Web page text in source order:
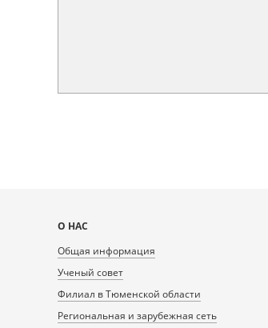
Карта
сайта
О НАС
Общая информация
Ученый совет
Филиал в Тюменской области
Региональная и зарубежная сеть